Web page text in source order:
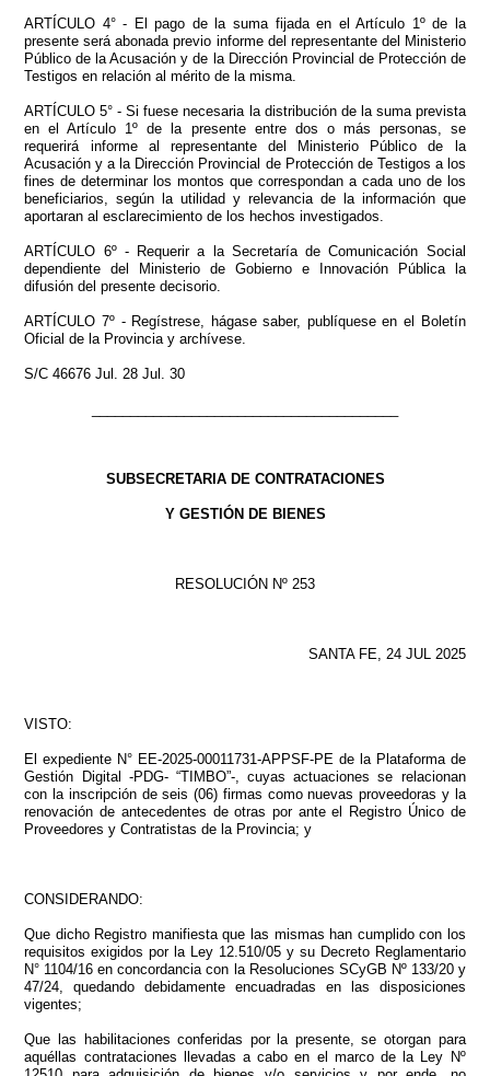
ARTÍCULO 4° - El pago de la suma fijada en el Artículo 1º de la
presente será abonada previo informe del representante del Ministerio
Público de la Acusación y de la Dirección Provincial de Protección de
Testigos en relación al mérito de la misma.
ARTÍCULO 5° - Si fuese necesaria la distribución de la suma prevista
en el Artículo 1º de la presente entre dos o más personas, se
requerirá informe al representante del Ministerio Público de la
Acusación y a la Dirección Provincial de Protección de Testigos a los
fines de determinar los montos que correspondan a cada uno de los
beneficiarios, según la utilidad y relevancia de la información que
aportaran al esclarecimiento de los hechos investigados.
ARTÍCULO 6º - Requerir a la Secretaría de Comunicación Social
dependiente del Ministerio de Gobierno e Innovación Pública la
difusión del presente decisorio.
ARTÍCULO 7º - Regístrese, hágase saber, publíquese en el Boletín
Oficial de la Provincia y archívese.
S/C 46676 Jul. 28 Jul. 30
SUBSECRETARIA DE CONTRATACIONES
Y GESTIÓN DE BIENES
RESOLUCIÓN Nº 253
SANTA FE, 24 JUL 2025
VISTO:
El expediente N° EE-2025-00011731-APPSF-PE de la Plataforma de
Gestión Digital -PDG- “TIMBO”-, cuyas actuaciones se relacionan
con la inscripción de seis (06) firmas como nuevas proveedoras y la
renovación de antecedentes de otras por ante el Registro Único de
Proveedores y Contratistas de la Provincia; y
CONSIDERANDO:
Que dicho Registro manifiesta que las mismas han cumplido con los
requisitos exigidos por la Ley 12.510/05 y su Decreto Reglamentario
N° 1104/16 en concordancia con la Resoluciones SCyGB Nº 133/20 y
47/24, quedando debidamente encuadradas en las disposiciones
vigentes;
Que las habilitaciones conferidas por la presente, se otorgan para
aquéllas contrataciones llevadas a cabo en el marco de la Ley Nº